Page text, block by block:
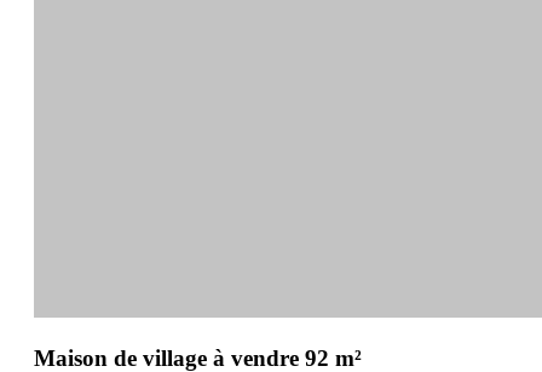
Maison de village à vendre 92 m²